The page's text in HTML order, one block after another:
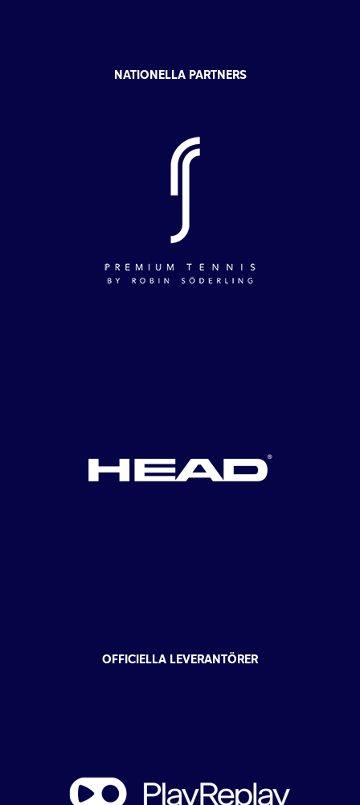
NATIONELLA PARTNERS
OFFICIELLA LEVERANTÖRER